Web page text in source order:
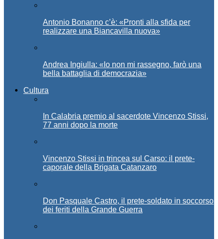
Antonio Bonanno c’è: «Pronti alla sfida per
realizzare una Biancavilla nuova»
Andrea Ingiulla: «Io non mi rassegno, farò una
bella battaglia di democrazia»
Cultura
In Calabria premio al sacerdote Vincenzo Stissi,
77 anni dopo la morte
Vincenzo Stissi in trincea sul Carso: il prete-
caporale della Brigata Catanzaro
Don Pasquale Castro, il prete-soldato in soccorso
dei feriti della Grande Guerra